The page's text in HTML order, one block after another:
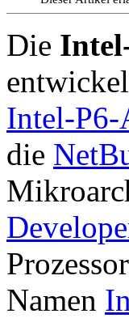
Die
Intel-
die
Namen